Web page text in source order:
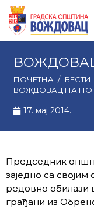
ПОЧЕТНА / ВЕСТИ
ВОЖДОВАЦ НА
17. мај 2014.
Председник
заједно са
редовно обилази
грађани из